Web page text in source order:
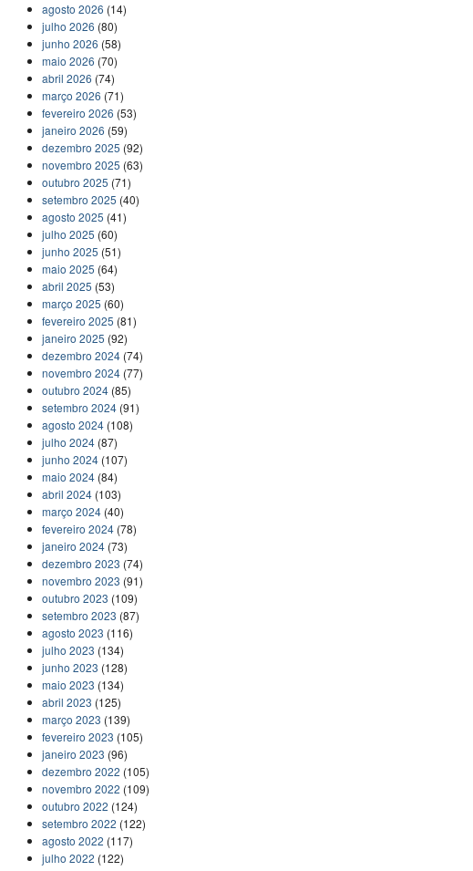
agosto 2026 (14)
julho 2026 (80)
junho 2026 (58)
maio 2026 (70)
abril 2026 (74)
março 2026 (71)
fevereiro 2026 (53)
janeiro 2026 (59)
dezembro 2025 (92)
novembro 2025 (63)
outubro 2025 (71)
setembro 2025 (40)
agosto 2025 (41)
julho 2025 (60)
junho 2025 (51)
maio 2025 (64)
abril 2025 (53)
março 2025 (60)
fevereiro 2025 (81)
janeiro 2025 (92)
dezembro 2024 (74)
novembro 2024 (77)
outubro 2024 (85)
setembro 2024 (91)
agosto 2024 (108)
julho 2024 (87)
junho 2024 (107)
maio 2024 (84)
abril 2024 (103)
março 2024 (40)
fevereiro 2024 (78)
janeiro 2024 (73)
dezembro 2023 (74)
novembro 2023 (91)
outubro 2023 (109)
setembro 2023 (87)
agosto 2023 (116)
julho 2023 (134)
junho 2023 (128)
maio 2023 (134)
abril 2023 (125)
março 2023 (139)
fevereiro 2023 (105)
janeiro 2023 (96)
dezembro 2022 (105)
novembro 2022 (109)
outubro 2022 (124)
setembro 2022 (122)
agosto 2022 (117)
julho 2022 (122)